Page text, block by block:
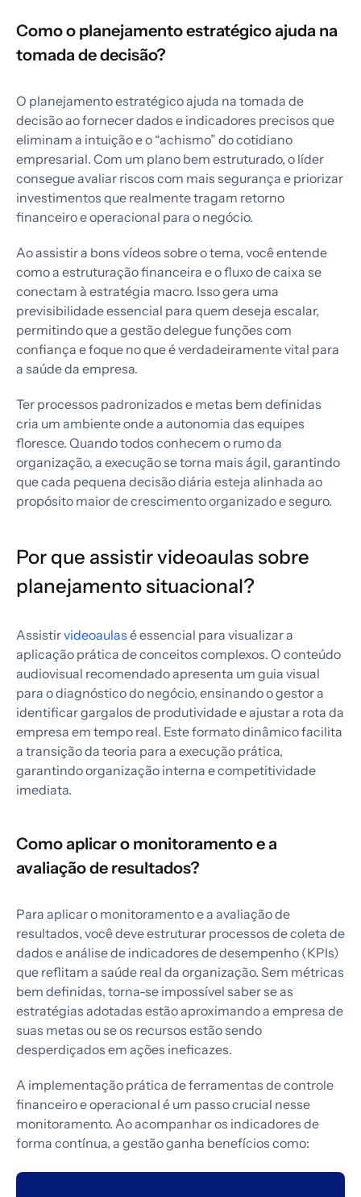
Como o planejamento estratégico ajuda na
tomada de decisão?
O planejamento estratégico ajuda na tomada de
decisão ao fornecer dados e indicadores precisos que
eliminam a intuição e o “achismo” do cotidiano
empresarial. Com um plano bem estruturado, o líder
consegue avaliar riscos com mais segurança e priorizar
investimentos que realmente tragam retorno
financeiro e operacional para o negócio.
Ao assistir a bons vídeos sobre o tema, você entende
como a estruturação financeira e o fluxo de caixa se
conectam à estratégia macro. Isso gera uma
previsibilidade essencial para quem deseja escalar,
permitindo que a gestão delegue funções com
confiança e foque no que é verdadeiramente vital para
a saúde da empresa.
Ter processos padronizados e metas bem definidas
cria um ambiente onde a autonomia das equipes
floresce. Quando todos conhecem o rumo da
organização, a execução se torna mais ágil, garantindo
que cada pequena decisão diária esteja alinhada ao
propósito maior de crescimento organizado e seguro.
Por que assistir videoaulas sobre
planejamento situacional?
Assistirvideoaulas é essencial para visualizar a
aplicação prática de conceitos complexos. O conteúdo
audiovisual recomendado apresenta um guia visual
para o diagnóstico do negócio, ensinando o gestor a
identificar gargalos de produtividade e ajustar a rota da
empresa em tempo real. Este formato dinâmico facilita
a transição da teoria para a execução prática,
garantindo organização interna e competitividade
imediata.
Como aplicar o monitoramento e a
avaliação de resultados?
Para aplicar o monitoramento e a avaliação de
resultados, você deve estruturar processos de coleta de
dados e análise de indicadores de desempenho (KPIs)
que reflitam a saúde real da organização. Sem métricas
bem definidas, torna-se impossível saber se as
estratégias adotadas estão aproximando a empresa de
suas metas ou se os recursos estão sendo
desperdiçados em ações ineficazes.
A implementação prática de ferramentas de controle
financeiro e operacional é um passo crucial nesse
monitoramento. Ao acompanhar os indicadores de
forma contínua, a gestão ganha benefícios como: